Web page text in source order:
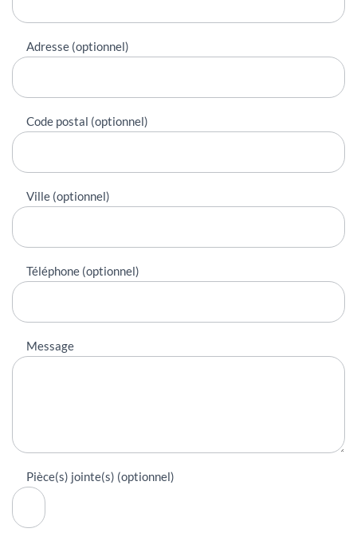
Adresse (optionnel)
Code postal (optionnel)
Ville (optionnel)
Téléphone (optionnel)
Message
Pièce(s) jointe(s) (optionnel)